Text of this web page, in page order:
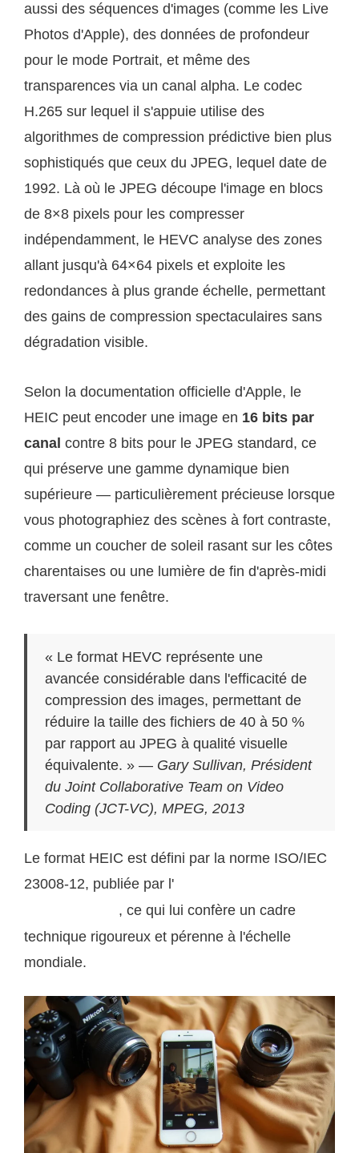
aussi des séquences d'images (comme les Live
Photos d'Apple), des données de profondeur
pour le mode Portrait, et même des
transparences via un canal alpha. Le codec
H.265 sur lequel il s'appuie utilise des
algorithmes de compression prédictive bien plus
sophistiqués que ceux du JPEG, lequel date de
1992. Là où le JPEG découpe l'image en blocs
de 8×8 pixels pour les compresser
indépendamment, le HEVC analyse des zones
allant jusqu'à 64×64 pixels et exploite les
redondances à plus grande échelle, permettant
des gains de compression spectaculaires sans
dégradation visible.
Selon la documentation officielle d'Apple, le
HEIC peut encoder une image en 16 bits par
canal contre 8 bits pour le JPEG standard, ce
qui préserve une gamme dynamique bien
supérieure — particulièrement précieuse lorsque
vous photographiez des scènes à fort contraste,
comme un coucher de soleil rasant sur les côtes
charentaises ou une lumière de fin d'après-midi
traversant une fenêtre.
« Le format HEVC représente une
avancée considérable dans l'efficacité de
compression des images, permettant de
réduire la taille des fichiers de 40 à 50 %
par rapport au JPEG à qualité visuelle
équivalente. » — Gary Sullivan, Président
du Joint Collaborative Team on Video
Coding (JCT-VC), MPEG, 2013
Le format HEIC est défini par la norme ISO/IEC
23008-12, publiée par l'
, ce qui lui confère un cadre
technique rigoureux et pérenne à l'échelle
mondiale.